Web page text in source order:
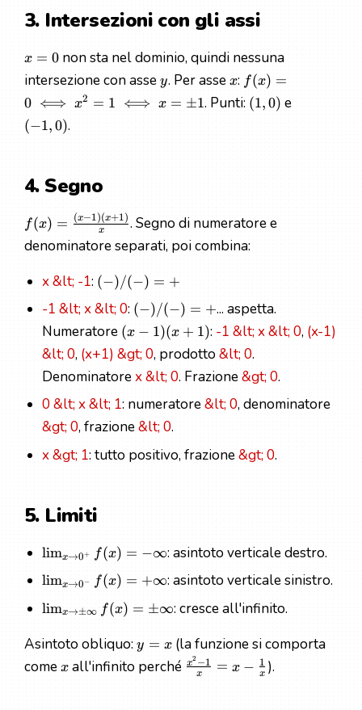
3. Intersezioni con gli assi
x = 0non sta nel dominio, quindi nessuna
intersezione con asse y. Per asse x: f (x) =
0 ⟺ x2 = 1 ⟺ x = ±1. Punti: (1,0) e
(−1,0).
4. Segno
f(x) = x
(x−1)(x+1) . Segno di numeratore e
denominatore separati, poi combina:
x &lt; -1: (−)/(−) = +
-1 &lt; x &lt; 0: (−)/(−) = +... aspetta.
Numeratore (x − 1)(x + 1): -1 &lt; x &lt; 0, (x-1)
&lt; 0, (x+1) &gt; 0, prodotto&lt; 0.
Denominatorex &lt; 0. Frazione&gt; 0.
0 &lt; x &lt; 1: numeratore&lt; 0, denominatore
&gt; 0, frazione&lt; 0.
x &gt; 1: tutto positivo, frazione&gt; 0.
5. Limiti
limx→0+ f(x) = −∞: asintoto verticale destro.
limx→0 − f(x) = +∞: asintoto verticale sinistro.
limx→±∞ f(x) = ±∞: cresce all'infinito.
Asintoto obliquo: y = x(la funzione si comporta
come xall'infinito perché x
x2 −1 = x − x
1 ).